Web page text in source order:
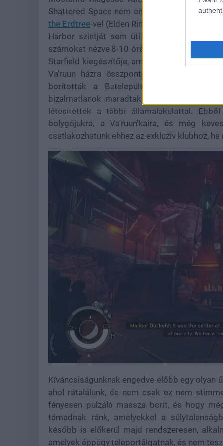
Shattered Space nem említhető egy lapon
the Erdtree-vel (Elden Ring) és a
Harbor szintjét sem üti meg, hiába is
számokat nézve 8-10 órás főszálat, és még
Starfield kiegészítője, amely az alapjátékban
Va'ruun házra összpontosít. Jinan Va'ruun
borították a Betelepült Rendszereket,
bizalmatlanok maradtak, hogy
létesítettek a többi államalakulattal.
bolygójukra, a Va'ruun'kaira, és még
csatlakozhatunk ehhez az exkluzív klubhoz,
Kíváncsiságunknak engedve előbb egy olyan
ahol rátalálunk, de nem csak ez nem
fényesen pulzáló massza borít, és hogy
támadnak ránk, amelyekkel a
később is előkerül majd rendszeresen,
amelyek éppúgy teleportálgatnak, és nem